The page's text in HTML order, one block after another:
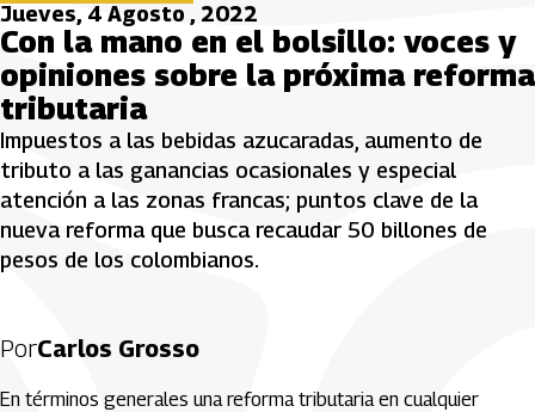
Jueves, 4 Agosto , 2022
Con la mano en el bolsillo: voces y
opiniones sobre la próxima reforma
tributaria
Impuestos a las bebidas azucaradas, aumento de
tributo a las ganancias ocasionales y especial
atención a las zonas francas; puntos clave de la
nueva reforma que busca recaudar 50 billones de
pesos de los colombianos.
PorCarlos Grosso
En términos generales una reforma tributaria en cualquier